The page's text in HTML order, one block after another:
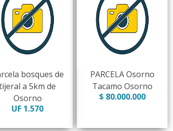
bosques de
a 5km de
Osorno
UF 1.570
PARCELA Osorno
Tacamo Osorno
$ 80.000.000